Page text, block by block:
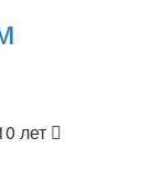
лет